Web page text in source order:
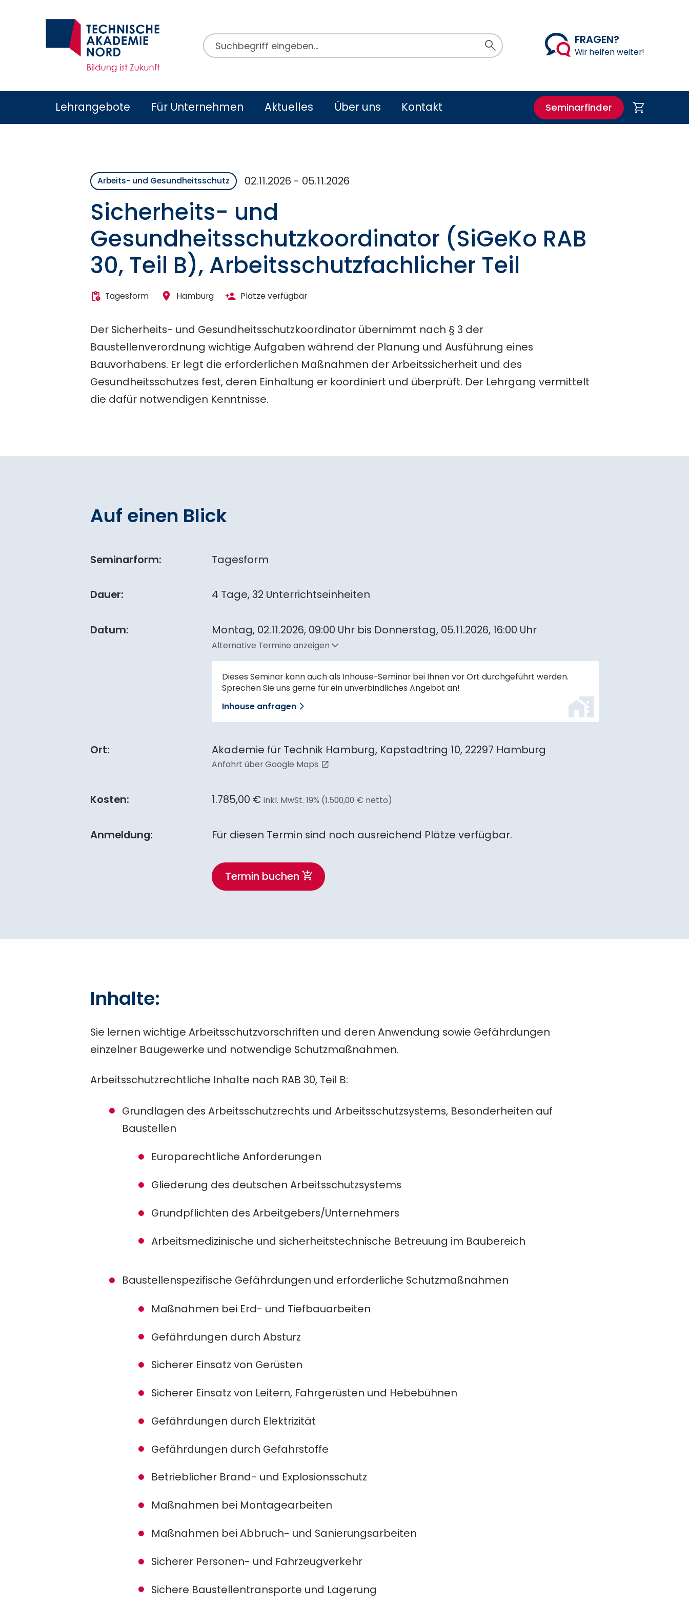
Suchbegriffe Suchen FRAGEN?
Wir helfen weiter!
Lehrangebote Für Unternehmen Aktuelles Über uns Kontakt Seminarfinder Warenkorb
Arbeits- und Gesundheitsschutz 02.11.2026 - 05.11.2026
Sicherheits- und
Gesundheitsschutzkoordinator (SiGeKo RAB
30, Teil B), Arbeitsschutzfachlicher Teil
Tagesform Hamburg Plätze verfügbar
Der Sicherheits- und Gesundheitsschutzkoordinator übernimmt nach § 3 der
Baustellenverordnung wichtige Aufgaben während der Planung und Ausführung eines
Bauvorhabens. Er legt die erforderlichen Maßnahmen der Arbeitssicherheit und des
Gesundheitsschutzes fest, deren Einhaltung er koordiniert und überprüft. Der Lehrgang vermittelt
die dafür notwendigen Kenntnisse.
Auf einen Blick
Seminarform: Tagesform
Dauer: 4 Tage, 32 Unterrichtseinheiten
Datum: Montag, 02.11.2026, 09:00 Uhrbis Donnerstag, 05.11.2026, 16:00 Uhr
Alternative Termine anzeigen
Dieses Seminar kann auch als Inhouse-Seminar bei Ihnen vor Ort durchgeführt werden.
Sprechen Sie uns gerne für ein unverbindliches Angebot an!
Inhouse anfragen
Ort: Akademie für Technik Hamburg, Kapstadtring 10, 22297 Hamburg
Anfahrt über Google Maps
Kosten: 1.785,00 € inkl. MwSt. 19% (1.500,00 € netto)
Anmeldung: Für diesen Termin sind noch ausreichend Plätze verfügbar.
Termin buchen
Inhalte:
Sie lernen wichtige Arbeitsschutzvorschriften und deren Anwendung sowie Gefährdungen
einzelner Baugewerke und notwendige Schutzmaßnahmen.
Arbeitsschutzrechtliche Inhalte nach RAB 30, Teil B:
Grundlagen des Arbeitsschutzrechts und Arbeitsschutzsystems, Besonderheiten auf
Baustellen
Europarechtliche Anforderungen
Gliederung des deutschen Arbeitsschutzsystems
Grundpflichten des Arbeitgebers/Unternehmers
Arbeitsmedizinische und sicherheitstechnische Betreuung im Baubereich
Baustellenspezifische Gefährdungen und erforderliche Schutzmaßnahmen
Maßnahmen bei Erd- und Tiefbauarbeiten
Gefährdungen durch Absturz
Sicherer Einsatz von Gerüsten
Sicherer Einsatz von Leitern, Fahrgerüsten und Hebebühnen
Gefährdungen durch Elektrizität
Gefährdungen durch Gefahrstoffe
Betrieblicher Brand- und Explosionsschutz
Maßnahmen bei Montagearbeiten
Maßnahmen bei Abbruch- und Sanierungsarbeiten
Sicherer Personen- und Fahrzeugverkehr
Sichere Baustellentransporte und Lagerung